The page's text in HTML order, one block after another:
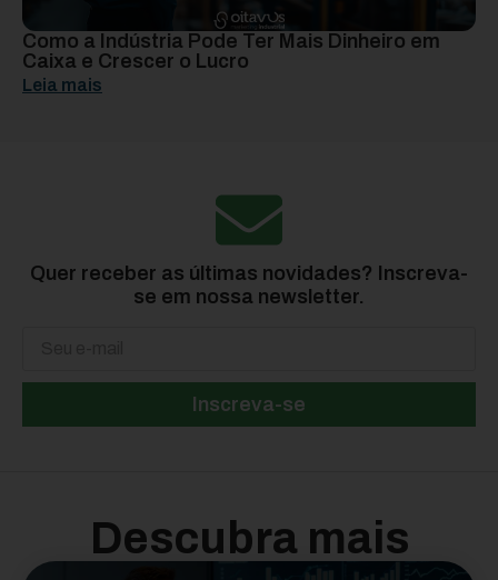
Como a Indústria Pode Ter Mais Dinheiro em
Caixa e Crescer o Lucro
Leia mais
Quer receber as últimas novidades? Inscreva-
se em nossa newsletter.
Inscreva-se
Descubra mais